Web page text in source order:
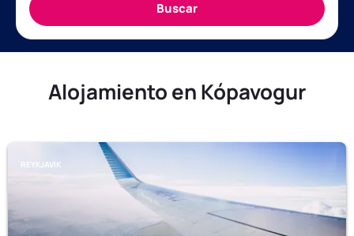
Alojamiento en Kópavogur
REYKJAVIK